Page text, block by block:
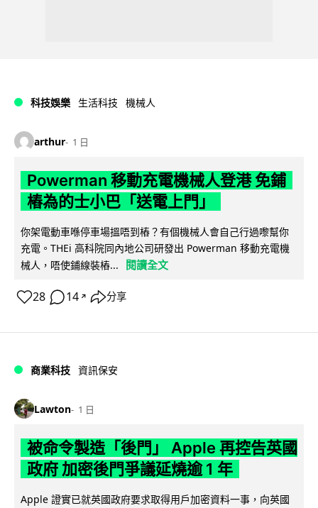
科技娛樂 生活科技 機械人
arthur 1 日
Powerman 移動充電機械人登港 免鋪
樁為的士小巴「送電上門」
你架電動車喺停車場搵唔到樁？有個機械人會自己行過嚟幫你
充電。THEi 高科院同內地公司研發出 Powerman 移動充電機
械人，唔使鋪線裝樁...
閱讀全文
28 14 ↗ 分享
商業科技 資訊保安
Lawton 1 日
被命令製造「後門」 Apple 再控告英國
政府 加密後門爭議延燒逾 1 年
Apple 證實已就英國政府要求取得用戶加密資料一事，向英國